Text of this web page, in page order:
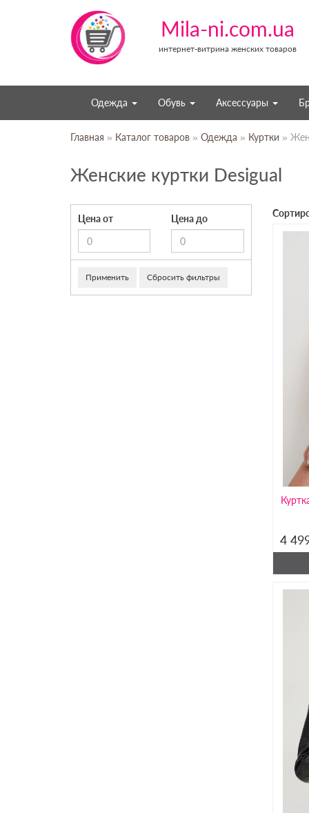
Mila-ni.com.ua
интернет-витрина женских товаров
Одежда Обувь Аксессуары
Главная » Каталог товаров » Одежда » Куртки »
Женские куртки Desigual
Цена от Цена до
Применить Сбросить фильтры
4